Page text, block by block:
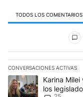
TODOS LOS COMENTARIOS
CONVERSACIONES ACTIVAS
Este listado muestra
Un artículo deKarina
los